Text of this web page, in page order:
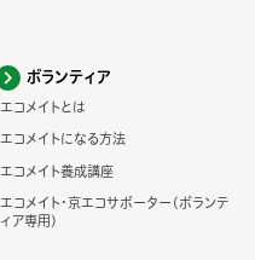
ボランティア
エコメイトとは
エコメイトになる方法
エコメイト養成講座
エコメイト・京エコサポーター(ボランテ
ィア専用)